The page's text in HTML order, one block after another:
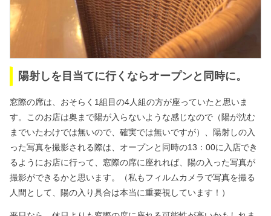
陽射しを目当てに行くならオープンと同時に。
窓際の席は、おそらく1組目の4人組の方が座っていたと思いま
す。このお店は奥まで陽が入らないような感じなので（陽が沈む
までいたわけでは無いので、確実では無いですが）、陽射しの入
った写真を撮影される際は、オープンと同時の13：00に入店でき
るようにお店に行って、窓際の席に座れれば、陽の入った写真が
撮影ができるかと思います。（私もフィルムカメラで写真を撮る
人間として、陽の入り具合は本当に重要視しています！）